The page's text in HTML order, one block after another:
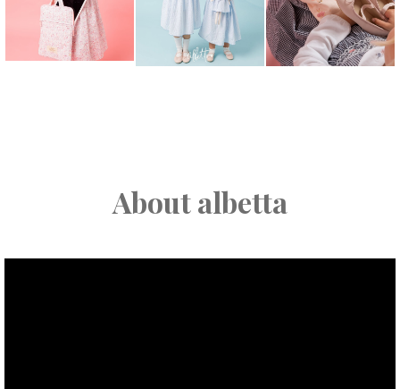
About albetta